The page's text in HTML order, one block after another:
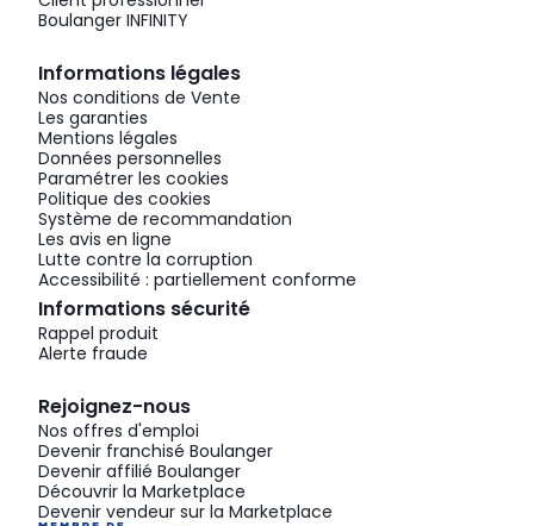
Boulanger INFINITY
Informations légales
Nos conditions de Vente
Les garanties
Mentions légales
Données personnelles
Paramétrer les cookies
Politique des cookies
Système de recommandation
Les avis en ligne
Lutte contre la corruption
Accessibilité : partiellement conforme
Informations sécurité
Rappel produit
Alerte fraude
Rejoignez-nous
Nos offres d'emploi
Devenir franchisé Boulanger
Devenir affilié Boulanger
Découvrir la Marketplace
Devenir vendeur sur la Marketplace